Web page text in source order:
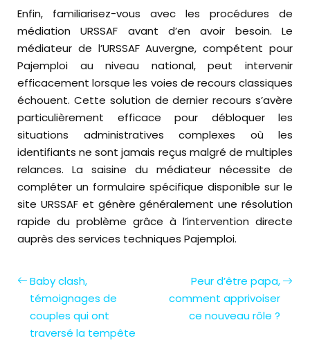
Enfin, familiarisez-vous avec les procédures de
médiation URSSAF avant d’en avoir besoin. Le
médiateur de l’URSSAF Auvergne, compétent pour
Pajemploi au niveau national, peut intervenir
efficacement lorsque les voies de recours classiques
échouent. Cette solution de dernier recours s’avère
particulièrement efficace pour débloquer les
situations administratives complexes où les
identifiants ne sont jamais reçus malgré de multiples
relances. La saisine du médiateur nécessite de
compléter un formulaire spécifique disponible sur le
site URSSAF et génère généralement une résolution
rapide du problème grâce à l’intervention directe
auprès des services techniques Pajemploi.
Baby clash,
témoignages de
couples qui ont
traversé la tempête
Peur d’être papa,
comment apprivoiser
ce nouveau rôle ?